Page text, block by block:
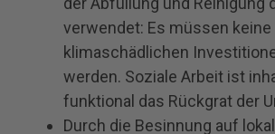
verwendet: Es müssen keine
klimaschädlichen
werden. Soziale Arbeit ist
funktional das Rückgrat der
Durch die Besinnung auf